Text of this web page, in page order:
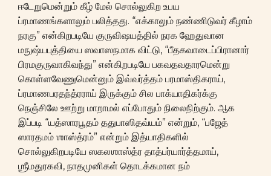
ஈடேறுமென்றும் கீழ் மேல் சொல்லுகிற உபய
ப்ரமாணங்களாலும் பலித்தது. “எக்காலும் நண்ணிடுவர் கீழாம்
நரகு” என்கிறபடியே குருவிஷயத்தில் நரக ஹேதுவான
மநுஷ்யபுத்தியை ஸவாஸநமாக விட்டு, “பீதகவாடைப்பிரானார்
பிரமகுருவாகிவந்து” என்கிறபடியே பகவதவதாரமென்று
கொள்ளவேணுமென்னும் இவ்வர்த்தம் பரமாஸ்திகராய்,
ப்ரமாணபரதந்த்ரராய் இருக்கும் சில பாக்யாதிகர்க்கு
நெஞ்சிலே ஊற்று மாறாமல் எப்போதும் நிலைநிற்கும். ஆக
இப்படி “யத்ஸாரபூதம் ததுபாஸிதவ்யம்” என்றும், “பஜேத்
ஸாரதமம் ஶாஸ்த்ரம்” என்றும் இத்யாதிகளில்
சொல்லுகிறபடியே ஸகலஶாஸ்த்ர தாத்பர்யார்த்தமாய்,
ஶ்ரீமதுரகவி, நாதமுனிகள் தொடக்கமான நம்